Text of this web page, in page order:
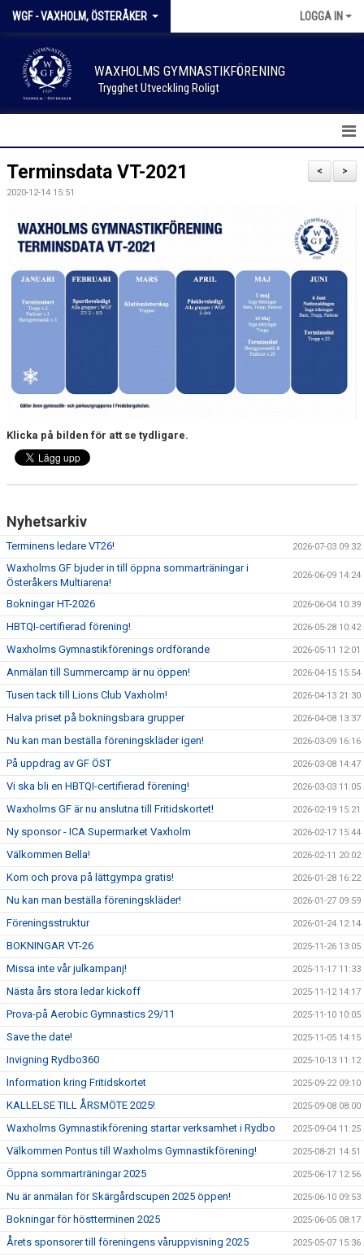
WGF - VAXHOLM, ÖSTERÅKER LOGGA IN
WAXHOLMS GYMNASTIKFÖRENING
Trygghet Utveckling Roligt
HEM
NYHETER
KALENDER
FÖRENINGSKLÄDER
SPONSOR & SUPPORTER
>
<
Terminsdata VT-2021
2020-12-14 15:51
Klicka på bilden för att se tydligare.
Nyhetsarkiv
Terminens ledare VT26! 2026-07-03 09:32
Waxholms GF bjuder in till öppna sommarträningar i
Österåkers Multiarena!
2026-06-09 14:24
Bokningar HT-2026 2026-06-04 10:39
HBTQI-certifierad förening! 2026-05-28 10:42
Waxholms Gymnastikförenings ordförande 2026-05-11 12:01
Anmälan till Summercamp är nu öppen! 2026-04-15 15:54
Tusen tack till Lions Club Vaxholm! 2026-04-13 21:30
Halva priset på bokningsbara grupper 2026-04-08 13:37
Nu kan man beställa föreningskläder igen! 2026-03-09 16:16
På uppdrag av GF ÖST 2026-03-08 14:47
Vi ska bli en HBTQI-certifierad förening! 2026-03-03 11:05
Waxholms GF är nu anslutna till Fritidskortet! 2026-02-19 15:21
Ny sponsor - ICA Supermarket Vaxholm 2026-02-17 15:44
Välkommen Bella! 2026-02-11 20:02
Kom och prova på lättgympa gratis! 2026-01-28 16:22
Nu kan man beställa föreningskläder! 2026-01-27 09:59
Föreningsstruktur 2026-01-24 12:14
BOKNINGAR VT-26 2025-11-26 13:05
Missa inte vår julkampanj! 2025-11-17 11:33
Nästa års stora ledar kickoff 2025-11-12 14:17
Prova-på Aerobic Gymnastics 29/11 2025-11-10 10:05
Save the date! 2025-11-05 14:15
Invigning Rydbo360 2025-10-13 11:12
Information kring Fritidskortet 2025-09-22 09:10
KALLELSE TILL ÅRSMÖTE 2025! 2025-09-08 08:00
Waxholms Gymnastikförening startar verksamhet i Rydbo 2025-09-04 11:25
Välkommen Pontus till Waxholms Gymnastikförening! 2025-08-21 14:51
Öppna sommarträningar 2025 2025-06-17 12:56
Nu är anmälan för Skärgårdscupen 2025 öppen! 2025-06-10 09:53
Bokningar för höstterminen 2025 2025-06-05 08:17
Årets sponsorer till föreningens våruppvisning 2025 2025-05-07 15:36